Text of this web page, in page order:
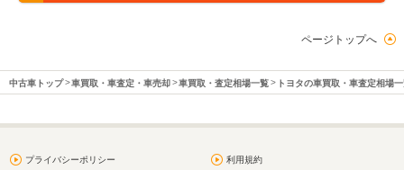
ページトップへ
中古車トップ 車買取・車査定・車売却 車買取・査定相場一覧 トヨタの車買取・車査定相場
プライバシーポリシー 利用規約